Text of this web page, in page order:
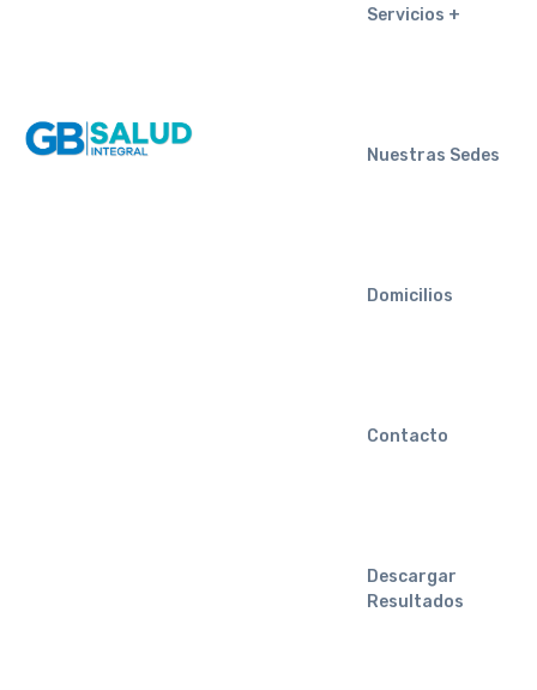
Servicios
Nuestras Sedes
Domicilios
Contacto
Descargar
Resultados